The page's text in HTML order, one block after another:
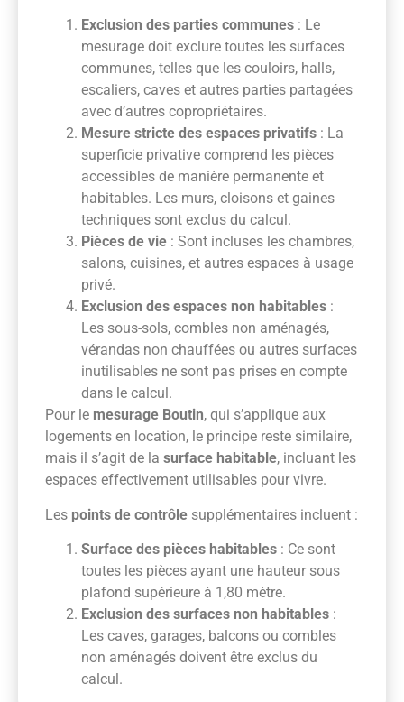
Exclusion des parties communes : Le
mesurage doit exclure toutes les surfaces
communes, telles que les couloirs, halls,
escaliers, caves et autres parties partagées
avec d’autres copropriétaires.
Mesure stricte des espaces privatifs : La
superficie privative comprend les pièces
accessibles de manière permanente et
habitables. Les murs, cloisons et gaines
techniques sont exclus du calcul.
Pièces de vie : Sont incluses les chambres,
salons, cuisines, et autres espaces à usage
privé.
Exclusion des espaces non habitables :
Les sous-sols, combles non aménagés,
vérandas non chauffées ou autres surfaces
inutilisables ne sont pas prises en compte
dans le calcul.
Pour le mesurage Boutin, qui s’applique aux
logements en location, le principe reste similaire,
mais il s’agit de la surface habitable, incluant les
espaces effectivement utilisables pour vivre.
Les points de contrôle supplémentaires incluent :
Surface des pièces habitables : Ce sont
toutes les pièces ayant une hauteur sous
plafond supérieure à 1,80 mètre.
Exclusion des surfaces non habitables :
Les caves, garages, balcons ou combles
non aménagés doivent être exclus du
calcul.